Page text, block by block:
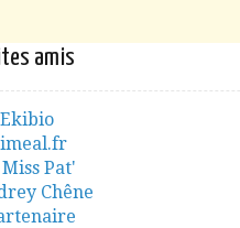
amis
Pat'
Chêne